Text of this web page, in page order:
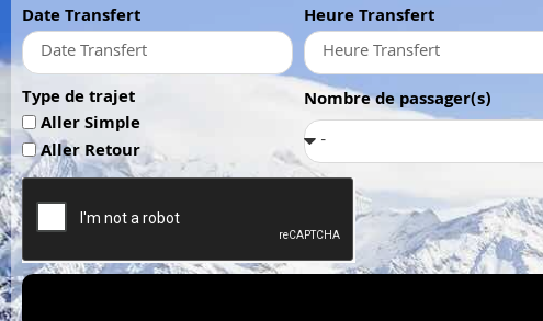
Date Transfert Heure Transfert
Type de trajet
Aller Simple
Aller Retour
Nombre de passager(s)